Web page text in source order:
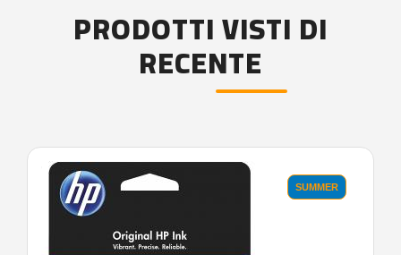
PRODOTTI VISTI DI
RECENTE
'.'
SUMMER